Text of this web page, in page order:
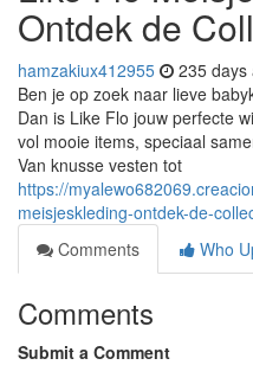
Ontdek de
hamzakiux412955 235 days
Ben je op zoek naar lieve
Dan is Like Flo jouw perfecte
vol mooie items, speciaal
Van knusse vesten tot
https://
meisjeskleding-ontdek-de-
Comments
Who
Comments
Submit a Comment